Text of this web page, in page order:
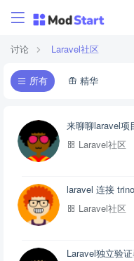
讨论 Laravel社区
所有 精华
来聊聊laravel项
Laravel社区
laravel 连接 trino
Laravel社区
Laravel独立验